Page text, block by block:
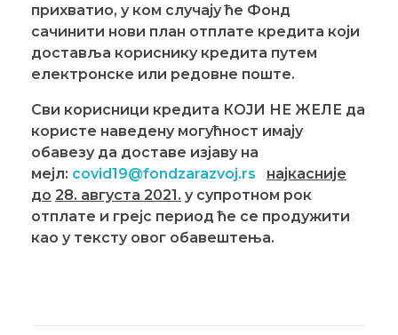
прихватио, у ком случају ће Фонд
сачинити нови план отплате кредита који
доставља кориснику кредита путем
електронске или редовне поште.
Сви корисници кредита КОЈИ НЕ ЖЕЛЕ да
користе наведену могућност имају
обавезу да доставе изјаву на
мејл: covid19@fondzarazvoj.rs
најкасније
до 28. августа 2021. у супротном рок
отплате и грејс период ће се продужити
као у тексту овог обавештења.